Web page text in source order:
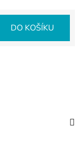
DO KOŠÍKU